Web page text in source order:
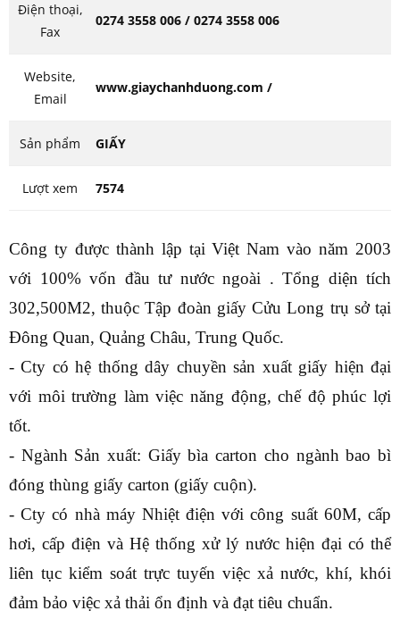
Điện thoại,
Fax
0274 3558 006 / 0274 3558 006
Website,
Email
www.giaychanhduong.com /
Sản phẩm GIẤY
Lượt xem 7574
Công ty được thành lập tại Việt Nam vào năm 2003
với 100% vốn đầu tư nước ngoài . Tổng diện tích
302,500M2, thuộc Tập đoàn giấy Cửu Long trụ sở tại
Đông Quan, Quảng Châu, Trung Quốc.
- Cty có hệ thống dây chuyền sản xuất giấy hiện đại
với môi trường làm việc năng động, chế độ phúc lợi
tốt.
- Ngành Sản xuất: Giấy bìa carton cho ngành bao bì
đóng thùng giấy carton (giấy cuộn).
- Cty có nhà máy Nhiệt điện với công suất 60M, cấp
hơi, cấp điện và Hệ thống xử lý nước hiện đại có thể
liên tục kiểm soát trực tuyến việc xả nước, khí, khói
đảm bảo việc xả thải ổn định và đạt tiêu chuẩn.